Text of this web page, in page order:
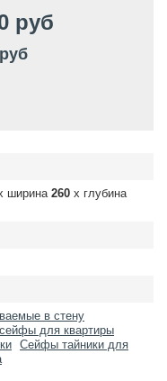
руб
ширина 260 х глубина
в стену
для квартиры
Сейфы тайники для